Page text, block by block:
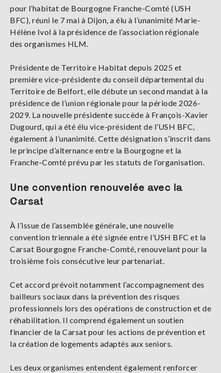
pour l’habitat de Bourgogne Franche-Comté (USH
BFC), réuni le 7 mai à Dijon, a élu à l’unanimité Marie-
Hélène Ivol à la présidence de l’association régionale
des organismes HLM.
Présidente de Territoire Habitat depuis 2025 et
première vice-présidente du conseil départemental du
Territoire de Belfort, elle débute un second mandat à la
présidence de l’union régionale pour la période 2026-
2029. La nouvelle présidente succède à François-Xavier
Dugourd, qui a été élu vice-président de l’USH BFC,
également à l’unanimité. Cette désignation s’inscrit dans
le principe d’alternance entre la Bourgogne et la
Franche-Comté prévu par les statuts de l’organisation.
Une convention renouvelée avec la
Carsat
À l’issue de l’assemblée générale, une nouvelle
convention triennale a été signée entre l’USH BFC et la
Carsat Bourgogne Franche-Comté, renouvelant pour la
troisième fois consécutive leur partenariat.
Cet accord prévoit notamment l’accompagnement des
bailleurs sociaux dans la prévention des risques
professionnels lors des opérations de construction et de
réhabilitation. Il comprend également un soutien
financier de la Carsat pour les actions de prévention et
la création de logements adaptés aux seniors.
Les deux organismes entendent également renforcer